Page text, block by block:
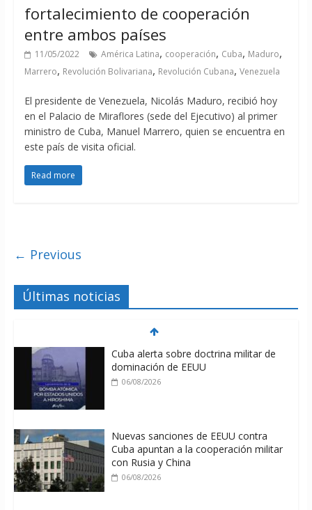
fortalecimiento de cooperación
entre ambos países
11/05/2022 América Latina, cooperación, Cuba, Maduro,
Marrero, Revolución Bolivariana, Revolución Cubana, Venezuela
El presidente de Venezuela, Nicolás Maduro, recibió hoy
en el Palacio de Miraflores (sede del Ejecutivo) al primer
ministro de Cuba, Manuel Marrero, quien se encuentra en
este país de visita oficial.
Read more
← Previous
Últimas noticias
Cuba alerta sobre doctrina militar de
dominación de EEUU
06/08/2026
Nuevas sanciones de EEUU contra
Cuba apuntan a la cooperación militar
con Rusia y China
06/08/2026